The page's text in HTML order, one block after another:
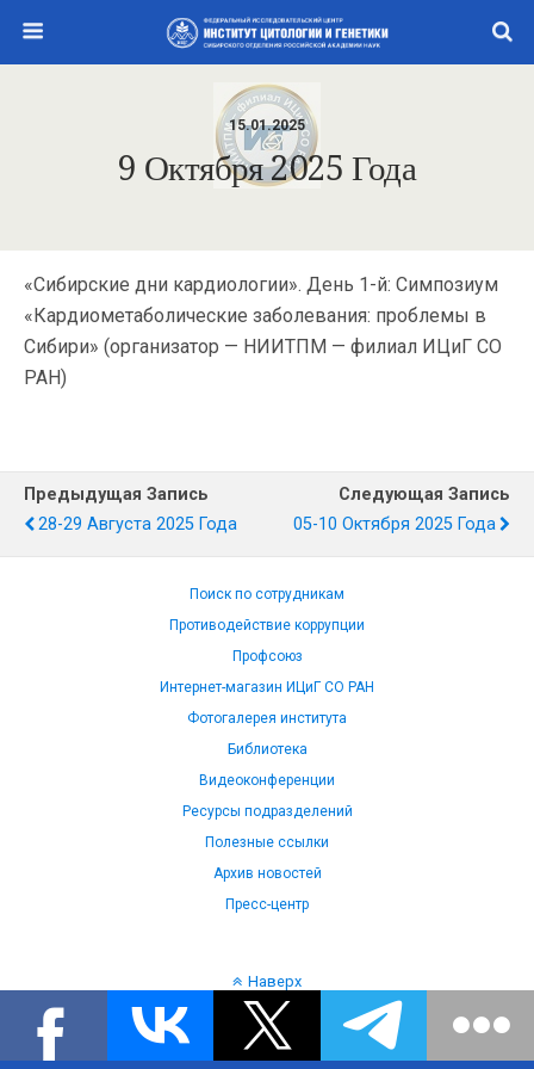
15.01.2025
9 Октября 2025 Года
«Сибирские дни кардиологии». День 1-й: Симпозиум
«Кардиометаболические заболевания: проблемы в
Сибири» (организатор — НИИТПМ — филиал ИЦиГ СО
РАН)
Предыдущая Запись
28-29 Августа 2025 Года
Следующая Запись
05-10 Октября 2025 Года
Поиск по сотрудникам
Противодействие коррупции
Профсоюз
Интернет-магазин ИЦиГ СО РАН
Фотогалерея института
Библиотека
Видеоконференции
Ресурсы подразделений
Полезные ссылки
Архив новостей
Пресс-центр
Наверх